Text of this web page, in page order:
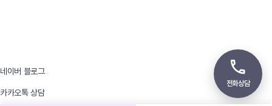
네이버 블로그
카카오톡 상담
전화상담